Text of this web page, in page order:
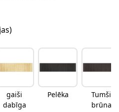
gaiši
dabīga
Pelēka
Tumši
brūna